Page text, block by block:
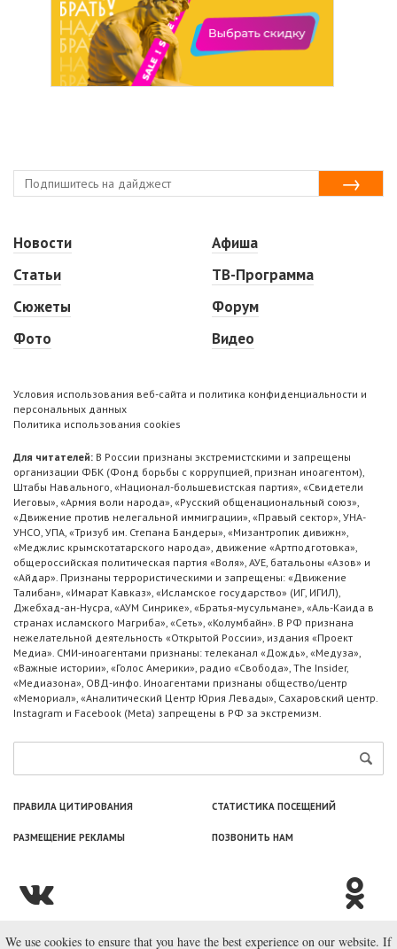
Новости
Статьи
Сюжеты
Фото
Афиша
ТВ-Программа
Форум
Видео
Условия использования веб-сайта и политика конфиденциальности и
персональных данных
Политика использования cookies
Для читателей: В России признаны экстремистскими и запрещены
организации ФБК (Фонд борьбы с коррупцией, признан иноагентом),
Штабы Навального, «Национал-большевистская партия», «Свидетели
Иеговы», «Армия воли народа», «Русский общенациональный союз»,
«Движение против нелегальной иммиграции», «Правый сектор», УНА-
УНСО, УПА, «Тризуб им. Степана Бандеры», «Мизантропик дивижн»,
«Меджлис крымскотатарского народа», движение «Артподготовка»,
общероссийская политическая партия «Воля», АУЕ, батальоны «Азов» и
«Айдар». Признаны террористическими и запрещены: «Движение
Талибан», «Имарат Кавказ», «Исламское государство» (ИГ, ИГИЛ),
Джебхад-ан-Нусра, «АУМ Синрике», «Братья-мусульмане», «Аль-Каида в
странах исламского Магриба», «Сеть», «Колумбайн». В РФ признана
нежелательной деятельность «Открытой России», издания «Проект
Медиа». СМИ-иноагентами признаны: телеканал «Дождь», «Медуза»,
«Важные истории», «Голос Америки», радио «Свобода», The Insider,
«Медиазона», ОВД-инфо. Иноагентами признаны общество/центр
«Мемориал», «Аналитический Центр Юрия Левады», Сахаровский центр.
Instagram и Facebook (Metа) запрещены в РФ за экстремизм.
ПРАВИЛА ЦИТИРОВАНИЯ СТАТИСТИКА ПОСЕЩЕНИЙ
РАЗМЕЩЕНИЕ РЕКЛАМЫ ПОЗВОНИТЬ НАМ
© ООО «Лаборатория Новоcтей», 2003—2026.
We use cookies to ensure that you have the best experience on our website. If